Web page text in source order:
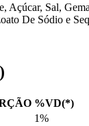
Sal,
De Sódio e
%VD(*)
1%